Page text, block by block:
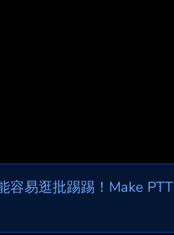
容易逛批踢踢！Make PTT